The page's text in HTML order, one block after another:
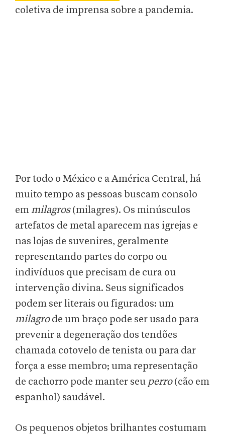
coletiva de imprensa sobre a pandemia.
Por todo o México e a América Central, há
muito tempo as pessoas buscam consolo
em milagros(milagres). Os minúsculos
artefatos de metal aparecem nas igrejas e
nas lojas de suvenires, geralmente
representando partes do corpo ou
indivíduos que precisam de cura ou
intervenção divina. Seus significados
podem ser literais ou figurados: um
milagrode um braço pode ser usado para
prevenir a degeneração dos tendões
chamada cotovelo de tenista ou para dar
força a esse membro; uma representação
de cachorro pode manter seu perro(cão em
espanhol) saudável.
Os pequenos objetos brilhantes costumam